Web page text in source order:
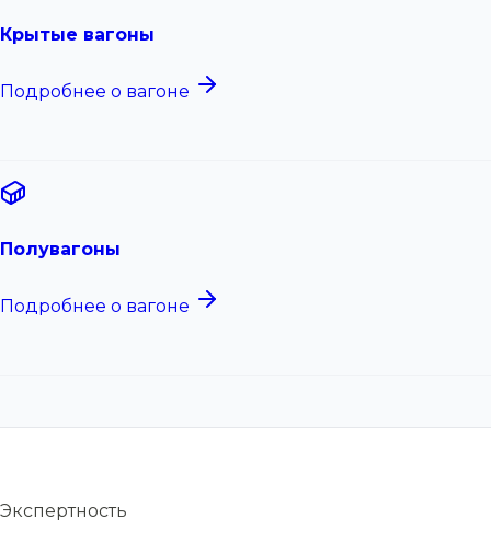
Крытые вагоны
Подробнее о вагоне
Полувагоны
Подробнее о вагоне
Экспертность